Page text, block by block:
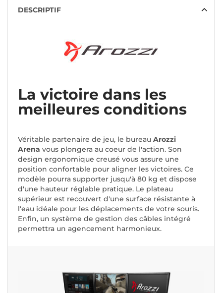
DESCRIPTIF
La victoire dans les
meilleures conditions
Véritable partenaire de jeu, le bureau Arozzi
Arena vous plongera au coeur de l'action. Son
design ergonomique creusé vous assure une
position confortable pour aligner les victoires. Ce
modèle pourra supporter jusqu'à 80 kg et dispose
d'une hauteur réglable pratique. Le plateau
supérieur est recouvert d'une surface résistante à
l'eau idéale pour les déplacements de votre souris.
Enfin, un système de gestion des câbles intégré
permettra un agencement harmonieux.